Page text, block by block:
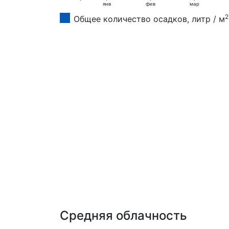
янв фев мар
Общее количество осадков, литр / м2
Средняя облачность